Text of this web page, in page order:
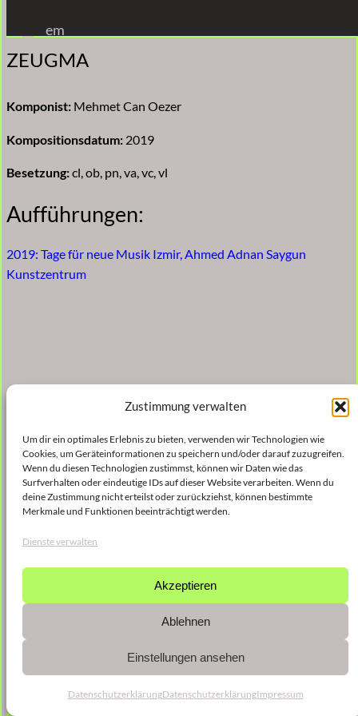
Zustimmung verwalten
Um dir ein optimales Erlebnis zu bieten, verwenden wir Technologien wie
Cookies, um Geräteinformationen zu speichern und/oder darauf zuzugreifen.
Wenn du diesen Technologien zustimmst, können wir Daten wie das
Surfverhalten oder eindeutige IDs auf dieser Website verarbeiten. Wenn du
deine Zustimmung nicht erteilst oder zurückziehst, können bestimmte
Merkmale und Funktionen beeinträchtigt werden.
Dienste verwalten
Akzeptieren
Ablehnen
Einstellungen ansehen
DatenschutzerklärungDatenschutzerklärungImpressum
Inhalt
springen
em
ZEUGMA
Komponist: Mehmet Can Oezer
Kompositionsdatum: 2019
Besetzung:cl, ob, pn, va, vc, vl
Aufführungen:
2019: Tage für neue Musik Izmir, Ahmed Adnan Saygun
Kunstzentrum